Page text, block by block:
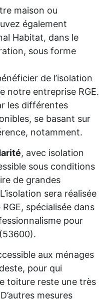
maison ou
également
Habitat, dans le
sous forme
de l’isolation
notre entreprise RGE.
les différentes
se basant sur
notamment.
, avec isolation
sous conditions
de grandes
sera réalisée
spécialisée dans
pour
aux ménages
pour qui
toiture reste une très
mesures